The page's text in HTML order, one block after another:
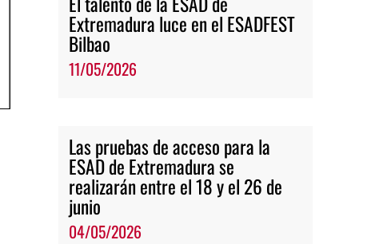
Extremadura luce en el ESADFEST
Bilbao
11/05/2026
Las pruebas de acceso para la
ESAD de Extremadura se
realizarán entre el 18 y el 26 de
junio
04/05/2026